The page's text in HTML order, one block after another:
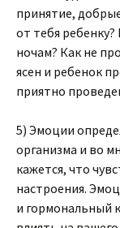
принятие,
от тебя
ночам? Как не
ясен и ребенок
приятно
5) Эмоции
организма и во
кажется, что
настроения.
и гормональный